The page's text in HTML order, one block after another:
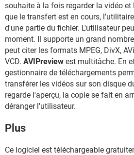
souhaite à la fois regarder la vidéo et
que le transfert est en cours,
d'une partie du fichier. L'utilisateur
moment. Il supporte un grand
peut citer les formats MPEG, DivX,
VCD. AVIPreview est multitâche. En
gestionnaire de téléchargements
transférer les vidéos sur son disque
regarde l'aperçu, la copie se fait en
déranger l'utilisateur.
Plus
Ce logiciel est téléchargeable